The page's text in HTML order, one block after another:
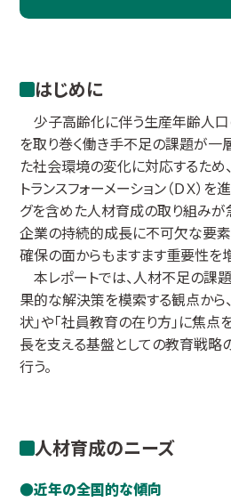
はじめに
少子高齢化に伴う生産年齢人
を取り巻く働き手不足の課題が一
た社会環境の変化に対応するため
トランスフォーメーション（ＤＸ）を
グを含めた人材育成の取り組みが
企業の持続的成長に不可欠な要素
確保の面からもますます重要性を
本レポートでは、人材不足の課
果的な解決策を模索する観点から
状」や「社員教育の在り方」に焦
長を支える基盤としての教育戦略
行う。
人材育成のニーズ
近年の全国的な傾向